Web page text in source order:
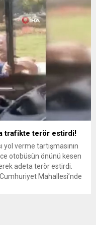
yasağı getirdi....
trafikte terör estirdi!
verme tartışmasının
otobüsün önünü kesen
adeta terör estirdi.
Mahallesi’nde